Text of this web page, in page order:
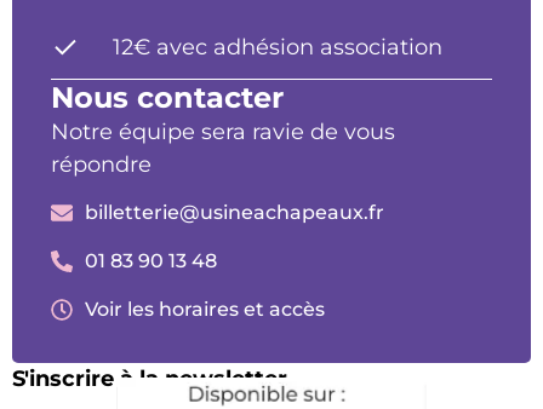
12€ avec adhésion association
Nous contacter
Notre équipe sera ravie de vous
répondre
billetterie@usineachapeaux.fr
01 83 90 13 48
Voir les horaires et accès
S'inscrire à la newsletter